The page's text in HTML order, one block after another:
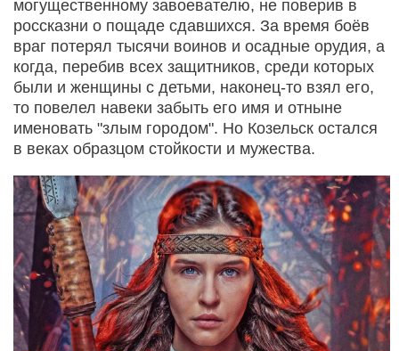
могущественному завоевателю, не поверив в
россказни о пощаде сдавшихся. За время боёв
враг потерял тысячи воинов и осадные орудия, а
когда, перебив всех защитников, среди которых
были и женщины с детьми, наконец-то взял его,
то повелел навеки забыть его имя и отныне
именовать "злым городом". Но Козельск остался
в веках образцом стойкости и мужества.